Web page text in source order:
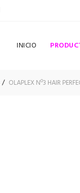
INICIO
OLAPLEX Nº3 HAIR